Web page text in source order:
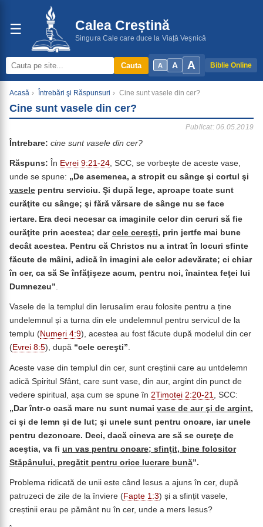
☰ Calea Creștină
Singura Cale care duce la Viață Veșnică
A A A Biblie Online
Cauta
Acasă › Întrebări şi Răspunsuri › Cine sunt vasele din cer?
Cine sunt vasele din cer?
Publicat: 06.05.2019
Întrebare: cine sunt vasele din cer?
Răspuns: În Evrei 9:21-24, SCC, se vorbește de aceste vase,
unde se spune: „ De asemenea, a stropit cu sânge şi cortul şi
vasele pentru serviciu. Şi după lege, aproape toate sunt
curăţite cu sânge; şi fără vărsare de sânge nu se face
iertare. Era deci necesar ca imaginile celor din ceruri să fie
curăţite prin acestea; dar cele cereşti, prin jertfe mai bune
decât acestea. Pentru că Christos nu a intrat în locuri sfinte
făcute de mâini, adică în imagini ale celor adevărate; ci chiar
în cer, ca să Se înfăţişeze acum, pentru noi, înaintea feţei lui
Dumnezeu”
Vasele de la templul din Ierusalim erau folosite pentru a ține
undelemnul și a turna din ele undelemnul pentru servicul de la
templu (Numeri 4:9), acestea au fost făcute după modelul din cer
(Evrei 8:5), după “cele cereşti”.
Aceste vase din templul din cer, sunt creștinii care au untdelemn
adică Spiritul Sfânt, care sunt vase, din aur, argint din punct de
vedere spiritual, așa cum se spune în 2Timotei 2:20-21
, SCC:
„Dar într-o casă mare nu sunt numai vase de aur şi de argint,
ci şi de lemn şi de lut; şi unele sunt pentru onoare, iar unele
pentru dezonoare. Deci, dacă cineva are să se cureţe de
aceştia, va fi un vas pentru onoare; sfinţit, bine folositor
Stăpânului, pregătit pentru orice lucrare bună”.
Problema ridicată de unii este când Iesus a ajuns în cer, după
patruzeci de zile de la înviere (Fapte 1:3) și a sfințit vasele,
creștinii erau pe pământ nu în cer, unde a mers Iesus?